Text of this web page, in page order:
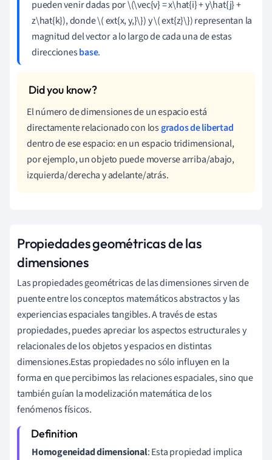
pueden venir dadas por \(\vec{v} = x\hat{i} + y\hat{j} +
z\hat{k}), donde \( ext{x, y,}\}) y \( ext{z}\}) representan la
magnitud del vector a lo largo de cada una de estas
direccionesbase.
El número de dimensiones de un espacio está
directamente relacionado con losgrados de libertad
dentro de ese espacio: en un espacio tridimensional,
por ejemplo, un objeto puede moverse arriba/abajo,
izquierda/derecha y adelante/atrás.
Propiedades geométricas de las
dimensiones
Las propiedades geométricas de las dimensiones sirven de
puente entre los conceptos matemáticos abstractos y las
experiencias espaciales tangibles. A través de estas
propiedades, puedes apreciar los aspectos estructurales y
relacionales de los objetos y espacios en distintas
dimensiones.Estas propiedades no sólo influyen en la
forma en que percibimos las relaciones espaciales, sino que
también guían la modelización matemática de los
fenómenos físicos.
Homogeneidad dimensional: Esta propiedad implica